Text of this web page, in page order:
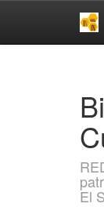
El